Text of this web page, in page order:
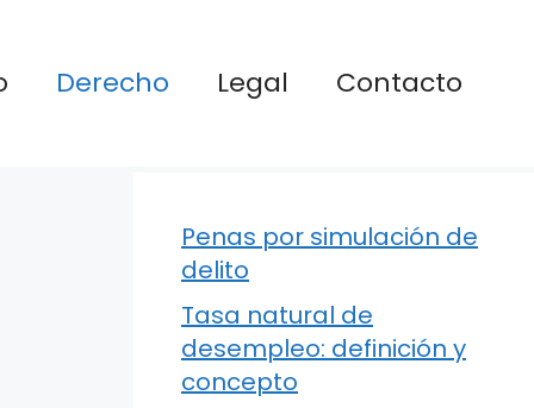
Derecho Legal Contacto
Penas por simulación de
delito
Tasa natural de
desempleo: definición y
concepto